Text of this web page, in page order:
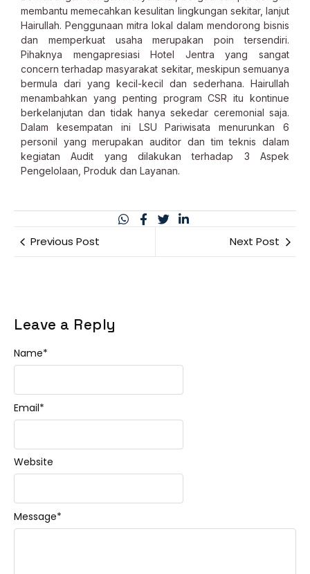
membantu memecahkan kesulitan lingkungan sekitar, lanjut
Hairullah. Penggunaan mitra lokal dalam mendorong bisnis
dan memperkuat usaha merupakan poin tersendiri.
Pihaknya mengapresiasi Hotel Jentra yang sangat
concern terhadap masyarakat sekitar, meskipun semuanya
bermula dari yang kecil-kecil dan sederhana. Hairullah
menambahkan yang penting program CSR itu kontinue
berkelanjutan dan tidak hanya sekedar ceremonial saja.
Dalam kesempatan ini LSU Pariwisata menurunkan 6
personil yang merupakan auditor dan tim teknis dalam
kegiatan Audit yang dilakukan terhadap 3 Aspek
Pengelolaan, Produk dan Layanan.
Previous Post Next Post
Leave a Reply
Message*
Name*
Email*
Website